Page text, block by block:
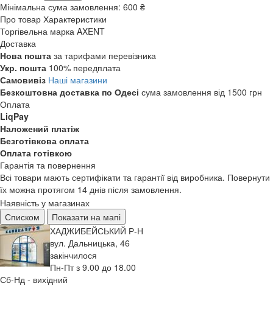
Мінімальна сума замовлення: 600 ₴
Про товар Характеристики
Торгівельна марка AXENT
Доставка
Нова пошта за тарифами перевізника
Укр. пошта 100% передплата
Самовивіз Наші магазини
Безкоштовна доставка по Одесі сума замовлення від 1500 грн
Оплата
LiqPay
Наложений платіж
Безготівкова оплата
Оплата готівкою
Гарантія та повернення
Всі товари мають сертифікати та гарантії від виробника. Повернути
їх можна протягом 14 днів після замовлення.
Наявність у магазинах
Списком
Показати на мапі
ХАДЖИБЕЙСЬКИЙ Р-Н
вул. Дальницька, 46
закінчилося
Пн-Пт з 9.00 до 18.00
Сб-Нд - вихідний